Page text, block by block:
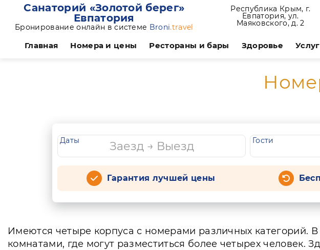
Санаторий «Золотой берег»
Евпатория
Бронирование онлайн в системе Broni.travel
Республика Крым, г.
Евпатория, ул.
Маяковского, д. 2
Главная Номера и цены Рестораны и бары Здоровье
Даты Гости
Гарантия лучшей цены
Имеются четыре корпуса с номерами различных
комнатами, где могут разместиться более четырех человек.